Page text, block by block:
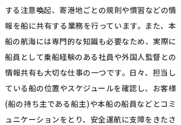
する注意喚起、寄港地ごとの規則や慣習などの情
報を船に共有する業務を行っています。また、本
船の航海には専門的な知識も必要なため、実際に
船員として乗船経験のある社員や外国人監督との
情報共有も大切な仕事の一つです。日々、担当し
ている船の位置やスケジュールを確認し、お客様
(船の持ち主である船主)や本船の船員などとコミ
ュニケーションをとり、安全運航に支障をきたさ